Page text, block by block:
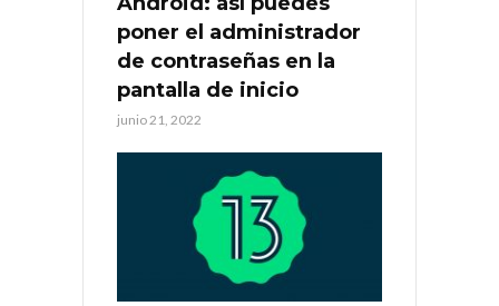
poner el administrador
de contraseñas en la
pantalla de inicio
junio 21, 2022